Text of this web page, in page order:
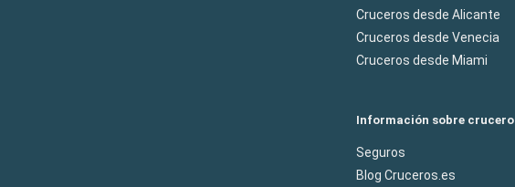
Cruceros desde Alicante
Cruceros desde Venecia
Cruceros desde Miami
Información sobre crucero
Seguros
Blog Cruceros.es